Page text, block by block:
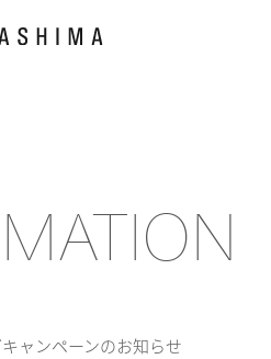
ャンペーンのお知らせ